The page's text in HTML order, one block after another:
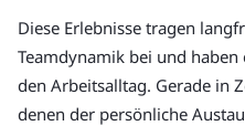
Diese Erlebnisse tragen
Teamdynamik bei und
den Arbeitsalltag. Gerade in
denen der persönliche